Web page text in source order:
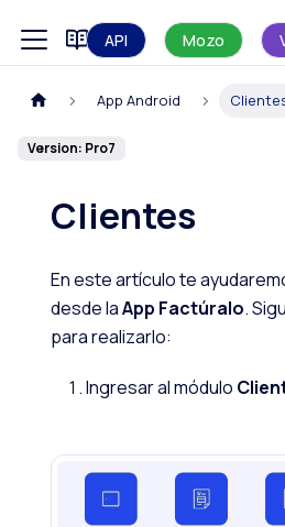
Manual de uso
API Mozo
App Android
Version: Pro7
Clientes
En este artículo te
desde laApp Factúralo.
para realizarlo:
Ingresar al módulo